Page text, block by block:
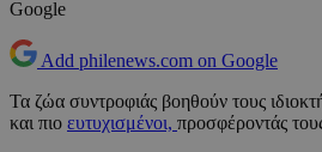
Google
Add philenews.com on Google
Τα ζώα συντροφιάς βοηθούν τους
και πιο ευτυχισμένοι, προσφέροντάς